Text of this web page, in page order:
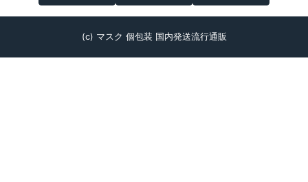
(c) マスク 個包装 国内発送流行通販